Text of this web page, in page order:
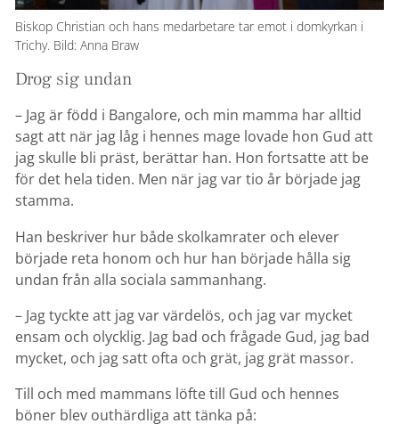
Biskop Christian och hans medarbetare tar emot i domkyrkan i
Trichy. Bild: Anna Braw
Drog sig undan
– Jag är född i Bangalore, och min mamma har alltid
sagt att när jag låg i hennes mage lovade hon Gud att
jag skulle bli präst, berättar han. Hon fortsatte att be
för det hela tiden. Men när jag var tio år började jag
stamma.
Han beskriver hur både skolkamrater och elever
började reta honom och hur han började hålla sig
undan från alla sociala sammanhang.
– Jag tyckte att jag var värdelös, och jag var mycket
ensam och olycklig. Jag bad och frågade Gud, jag bad
mycket, och jag satt ofta och grät, jag grät massor.
Till och med mammans löfte till Gud och hennes
böner blev outhärdliga att tänka på: